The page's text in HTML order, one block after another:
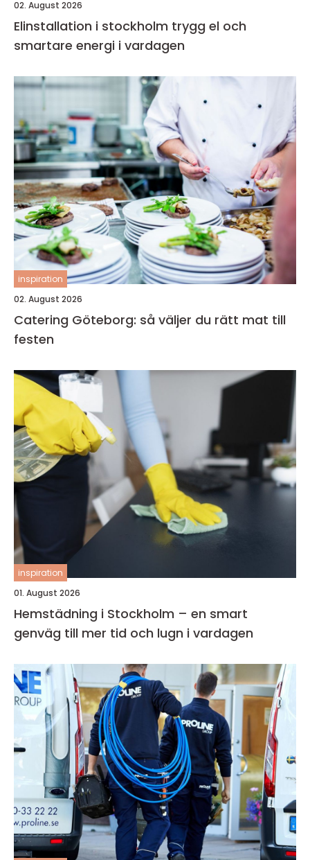
02. August 2026
Elinstallation i stockholm trygg el och
smartare energi i vardagen
inspiration
02. August 2026
Catering Göteborg: så väljer du rätt mat till
festen
inspiration
01. August 2026
Hemstädning i Stockholm – en smart
genväg till mer tid och lugn i vardagen